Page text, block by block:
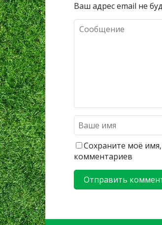
Ваш адрес email не
Сохраните моё
комментариев